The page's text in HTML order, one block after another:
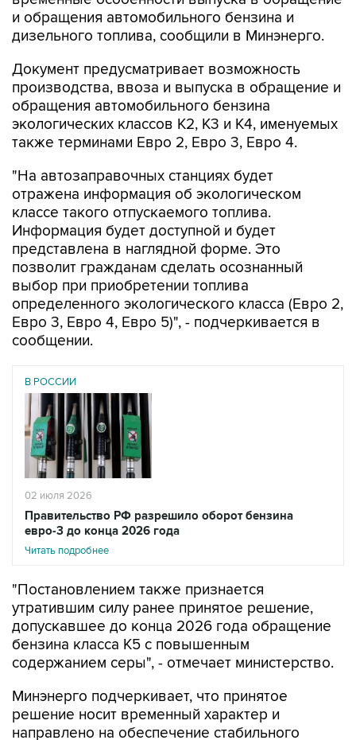
и обращения автомобильного бензина и
дизельного топлива, сообщили в Минэнерго.
Документ предусматривает возможность
производства, ввоза и выпуска в обращение и
обращения автомобильного бензина
экологических классов К2, К3 и К4, именуемых
также терминами Евро 2, Евро 3, Евро 4.
"На автозаправочных станциях будет
отражена информация об экологическом
классе такого отпускаемого топлива.
Информация будет доступной и будет
представлена в наглядной форме. Это
позволит гражданам сделать осознанный
выбор при приобретении топлива
определенного экологического класса (Евро 2,
Евро 3, Евро 4, Евро 5)", - подчеркивается в
сообщении.
В РОССИИ
02 июля 2026
Правительство РФ разрешило оборот бензина
евро-3 до конца 2026 года
Читать подробнее
"Постановлением также признается
утратившим силу ранее принятое решение,
допускавшее до конца 2026 года обращение
бензина класса К5 с повышенным
содержанием серы", - отмечает министерство.
Минэнерго подчеркивает, что принятое
решение носит временный характер и
направлено на обеспечение стабильного